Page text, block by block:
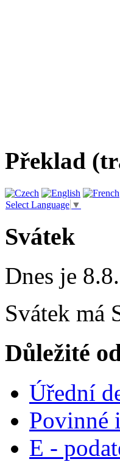
Překlad
Select Language ▼
Svátek
Dnes je
Svátek má
Důležité
Úřední
Povinné
E -